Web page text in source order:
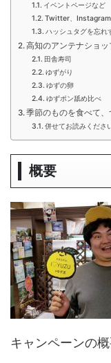
イベントページなど
Twitter、Instagram
ハッシュタグを忘れ
高知のアンテナショ
田舎寿司
ゆずがり
ゆずの卵
ゆずポン舐め比べ
季節のものを食べて、
併せてお読みくださ
概要
キャンペーンの